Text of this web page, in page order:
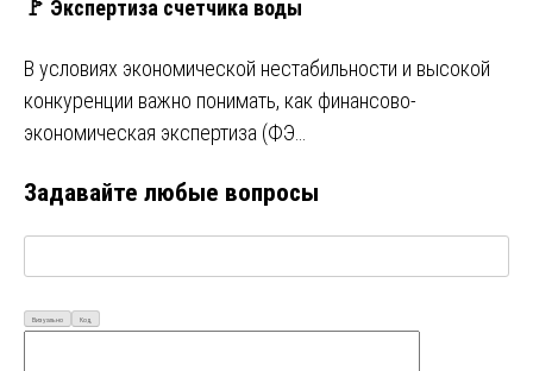
🚩 Экспертиза счетчика воды
В условиях экономической нестабильности и высокой
конкуренции важно понимать, как финансово-
экономическая экспертиза (ФЭ…
Задавайте любые вопросы
Визуально Код